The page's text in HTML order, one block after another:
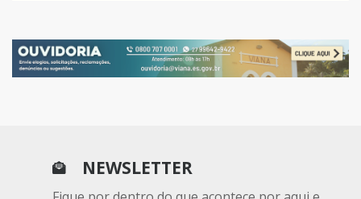
NEWSLETTER